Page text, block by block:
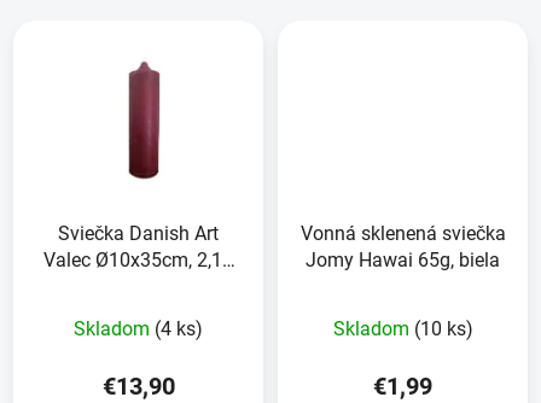
Sviečka Danish Art
Valec Ø10x35cm, 2,16
Skladom (4 ks)
€13,90
Vonná sklenená sviečka
Jomy Hawai 65g, biela
Skladom (10 ks)
€1,99